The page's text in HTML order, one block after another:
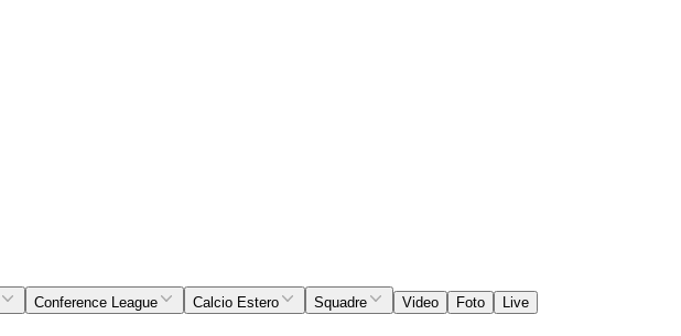
Conference League Calcio Estero Squadre Video Foto
Live